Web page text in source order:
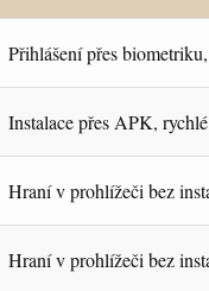
Přihlášení přes
Instalace přes APK,
Hraní v prohlížeči bez
Hraní v prohlížeči bez